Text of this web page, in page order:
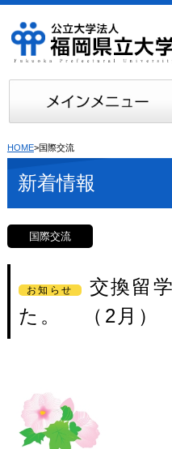
HOME>国際交流
新着情報
国際交流
お知らせ
交換留
た。 （2月）